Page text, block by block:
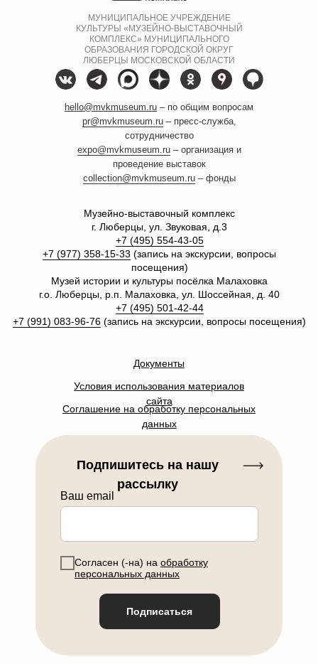
МУНИЦИПАЛЬНОЕ УЧРЕЖДЕНИЕ
КУЛЬТУРЫ «МУЗЕЙНО-ВЫСТАВОЧНЫЙ
КОМПЛЕКС» МУНИЦИПАЛЬНОГО
ОБРАЗОВАНИЯ ГОРОДСКОЙ ОКРУГ
ЛЮБЕРЦЫ МОСКОВСКОЙ ОБЛАСТИ
hello@mvkmuseum.ru – по общим вопросам
pr@mvkmuseum.ru– пресс-служба,
сотрудничество
expo@mvkmuseum.ru– организация и
проведение выставок
collection@mvkmuseum.ru– фонды
Музейно-выставочный комплекс
г. Люберцы, ул. Звуковая, д.3
+7 (495) 554-43-05
+7 (977) 358-15-33 (запись на экскурсии, вопросы
посещения)
Музей истории и культуры посёлка Малаховка
г.о. Люберцы, р.п. Малаховка, ул. Шоссейная, д. 40
+7 (495) 501-42-44
+7 (991) 083-96-76 (запись на экскурсии, вопросы посещения)
Документы
Условия использования материалов
сайта
Соглашение на обработку персональных
данных
Ваш email
Согласен (-на) на обработку
персональных данных
Подписаться
Подпишитесь на нашу
рассылку